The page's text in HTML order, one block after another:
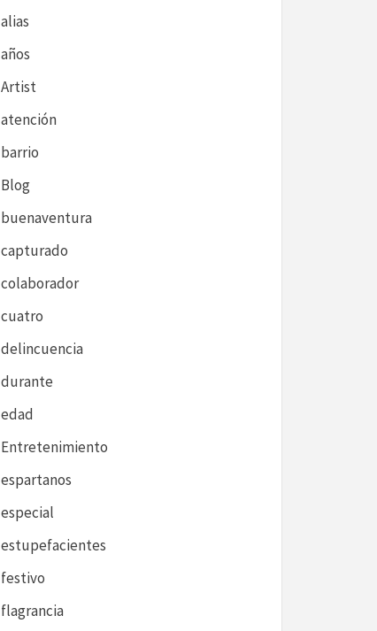
alias
años
Artist
atención
barrio
Blog
buenaventura
capturado
colaborador
cuatro
delincuencia
durante
edad
Entretenimiento
espartanos
especial
estupefacientes
festivo
flagrancia